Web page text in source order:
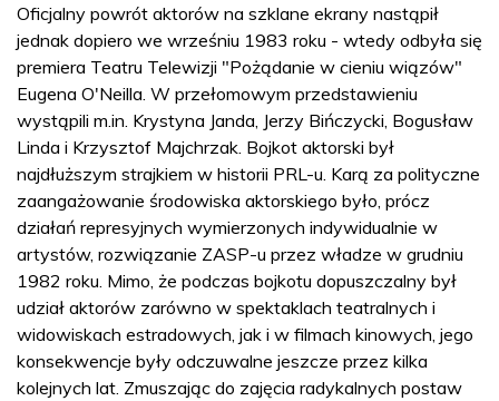
Oficjalny powrót aktorów na szklane ekrany nastąpił
jednak dopiero we wrześniu 1983 roku - wtedy odbyła się
premiera Teatru Telewizji "Pożądanie w cieniu wiązów"
Eugena O'Neilla. W przełomowym przedstawieniu
wystąpili m.in. Krystyna Janda, Jerzy Bińczycki, Bogusław
Linda i Krzysztof Majchrzak. Bojkot aktorski był
najdłuższym strajkiem w historii PRL-u. Karą za polityczne
zaangażowanie środowiska aktorskiego było, prócz
działań represyjnych wymierzonych indywidualnie w
artystów, rozwiązanie ZASP-u przez władze w grudniu
1982 roku. Mimo, że podczas bojkotu dopuszczalny był
udział aktorów zarówno w spektaklach teatralnych i
widowiskach estradowych, jak i w filmach kinowych, jego
konsekwencje były odczuwalne jeszcze przez kilka
kolejnych lat. Zmuszając do zajęcia radykalnych postaw